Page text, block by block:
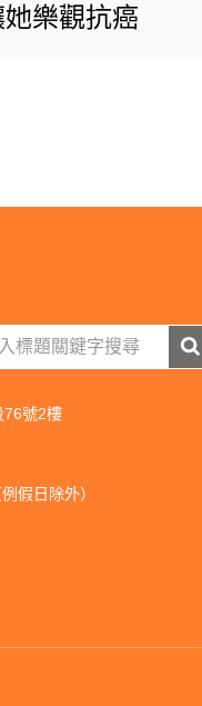
樂觀抗癌
76號2樓
假日除外）